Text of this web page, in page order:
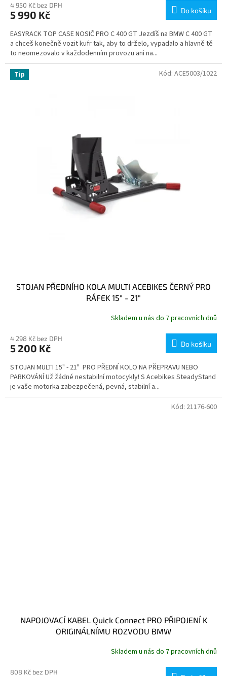
4 950 Kč bez DPH
5 990 Kč Do košíku
EASYRACK TOP CASE NOSIČ PRO C 400 GT Jezdíš na BMW C 400 GT
a chceš konečně vozit kufr tak, aby to drželo, vypadalo a hlavně tě
to neomezovalo v každodenním provozu ani na...
Tip
STOJAN PŘEDNÍHO KOLA MULTI ACEBIKES ČERNÝ PRO
RÁFEK 15" - 21"
Skladem u nás do 7 pracovních dnů
4 298 Kč bez DPH
5 200 Kč Do košíku
STOJAN MULTI 15" - 21" PRO PŘEDNÍ KOLO NA PŘEPRAVU NEBO
PARKOVÁNÍ Už žádné nestabilní motocykly! S Acebikes SteadyStand
je vaše motorka zabezpečená, pevná, stabilní a...
Kód: ACE5003/1022
NAPOJOVACÍ KABEL Quick Connect PRO PŘIPOJENÍ K
ORIGINÁLNÍMU ROZVODU BMW
Skladem u nás do 7 pracovních dnů
808 Kč bez DPH
Kód: 21176-600